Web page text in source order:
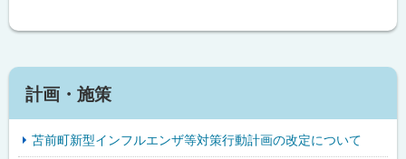
計画・施策
苫前町新型インフルエンザ等対策行動計画の改定について